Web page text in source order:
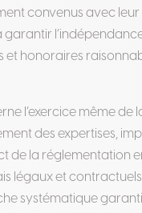
convenus avec
garantir
et honoraires
l’exercice même de
des expertises,
de la réglementation
légaux et
systématique